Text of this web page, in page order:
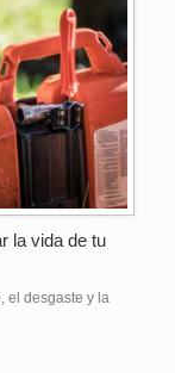
la vida de tu
el desgaste y la